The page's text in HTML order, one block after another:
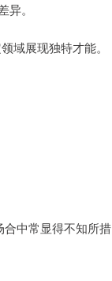
。
域展现独特才能。
中常显得不知所措